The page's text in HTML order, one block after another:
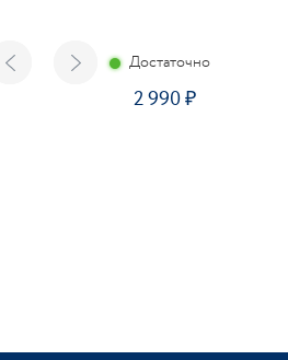
Достаточно
2 990